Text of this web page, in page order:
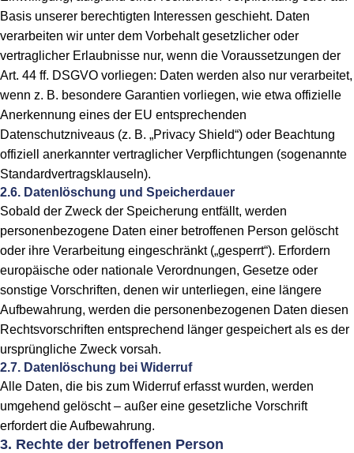
Basis unserer berechtigten Interessen geschieht. Daten
verarbeiten wir unter dem Vorbehalt gesetzlicher oder
vertraglicher Erlaubnisse nur, wenn die Voraussetzungen der
Art. 44 ff. DSGVO vorliegen: Daten werden also nur verarbeitet,
wenn z. B. besondere Garantien vorliegen, wie etwa offizielle
Anerkennung eines der EU entsprechenden
Datenschutzniveaus (z. B. „Privacy Shield“) oder Beachtung
offiziell anerkannter vertraglicher Verpflichtungen (sogenannte
Standardvertragsklauseln).
2.6. Datenlöschung und Speicherdauer
Sobald der Zweck der Speicherung entfällt, werden
personenbezogene Daten einer betroffenen Person gelöscht
oder ihre Verarbeitung eingeschränkt („gesperrt“). Erfordern
europäische oder nationale Verordnungen, Gesetze oder
sonstige Vorschriften, denen wir unterliegen, eine längere
Aufbewahrung, werden die personenbezogenen Daten diesen
Rechtsvorschriften entsprechend länger gespeichert als es der
ursprüngliche Zweck vorsah.
2.7. Datenlöschung bei Widerruf
Alle Daten, die bis zum Widerruf erfasst wurden, werden
umgehend gelöscht – außer eine gesetzliche Vorschrift
erfordert die Aufbewahrung.
3. Rechte der betroffenen Person